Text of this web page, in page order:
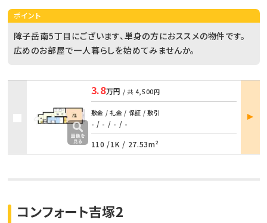
ポイント
障子岳南5丁目にございます、単身の方におススメの物件です。
広めのお部屋で一人暮らしを始めてみませんか。
3.8万円 / 共 4,500円
敷金 / 礼金 / 保証 / 敷引
- / - / - / -
110 /1K / 27.53m²
部屋
詳細
コンフォート吉塚2